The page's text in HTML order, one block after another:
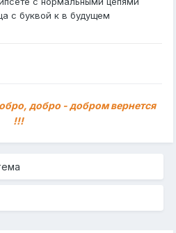
с буквой к в будущем
добро - добром вернется
!!!